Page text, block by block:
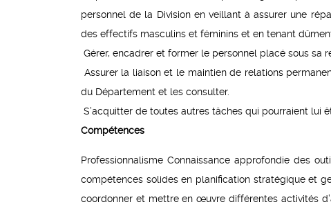
personnel de la Division en veillant à assurer une
des effectifs masculins et féminins et en tenant
Gérer, encadrer et former le personnel placé sous sa
Assurer la liaison et le maintien de relations
du Département et les consulter.
S’acquitter de toutes autres tâches qui pourraient lui
Compétences
Professionnalisme Connaissance approfondie des
compétences solides en planification stratégique et
coordonner et mettre en œuvre différentes activités